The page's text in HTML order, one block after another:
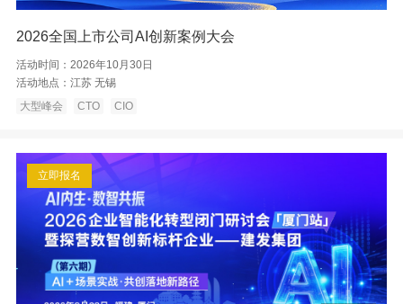
2026全国上市公司AI创新案例大会
活动时间： 2026年10月30日
活动地点： 江苏 无锡
大型峰会
CTO CIO
立即报名